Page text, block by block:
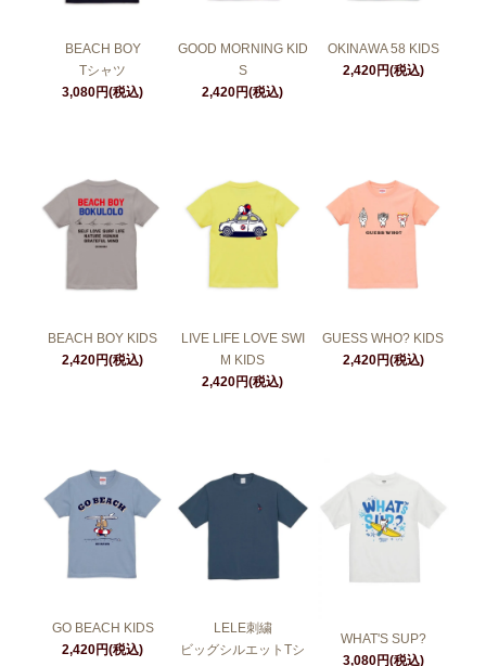
BEACH BOY
Tシャツ
3,080円(税込)
GOOD MORNING KID
S
2,420円(税込)
OKINAWA 58 KIDS
2,420円(税込)
BEACH BOY KIDS
2,420円(税込)
LIVE LIFE LOVE SWI
M KIDS
2,420円(税込)
GUESS WHO? KIDS
2,420円(税込)
GO BEACH KIDS
2,420円(税込)
LELE刺繍
ビッグシルエットTシ
WHAT'S SUP?
3,080円(税込)